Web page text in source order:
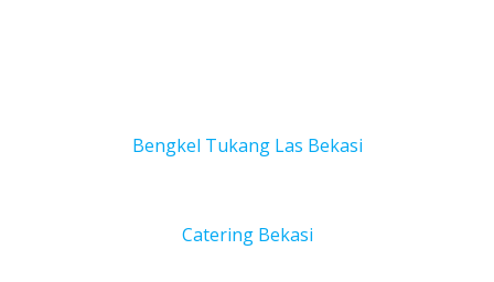
Bengkel Tukang Las Bekasi
Catering Bekasi